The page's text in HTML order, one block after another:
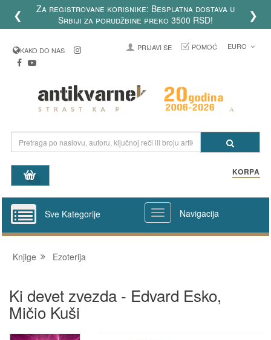
❮
Za registrovane korisnike: Besplatna dostava u
Srbiji za porudžbine preko 3500 RSD!
❯
KAKO DO NAS PRIJAVI SE POMOĆ EURO
KORPA
Sve Kategorije Navigacija
Knjige Ezoterija
Ki devet zvezda - Edvard Esko,
Mičio Kuši